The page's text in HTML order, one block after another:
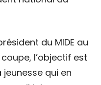
du MIDE au
l’objectif est
qui en